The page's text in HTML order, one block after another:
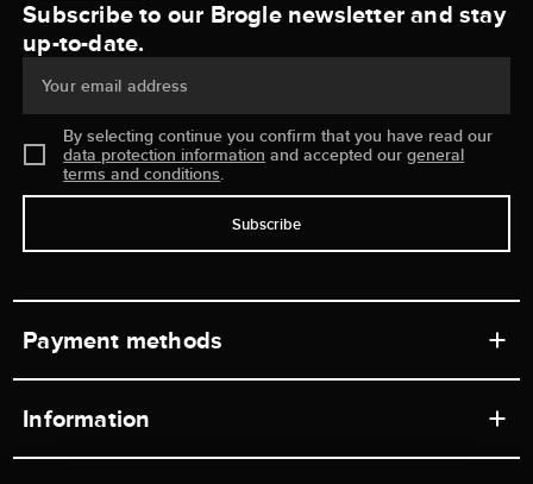
Subscribe to our Brogle newsletter and stay
up-to-date.
Your email address
By selecting continue you confirm that you have read our
data protection information and accepted ourgeneral
terms and conditions.
Subscribe
Payment methods
Information